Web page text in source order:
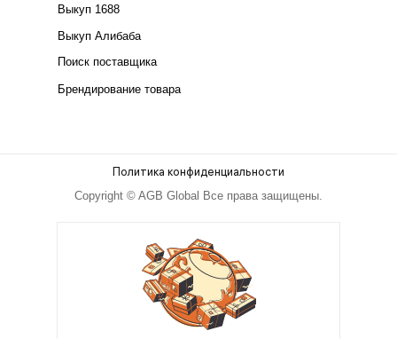
Выкуп 1688
Выкуп Алибаба
Поиск поставщика
Брендирование товара
Copyright © AGB Global Все права защищены.
Политика конфиденциальности